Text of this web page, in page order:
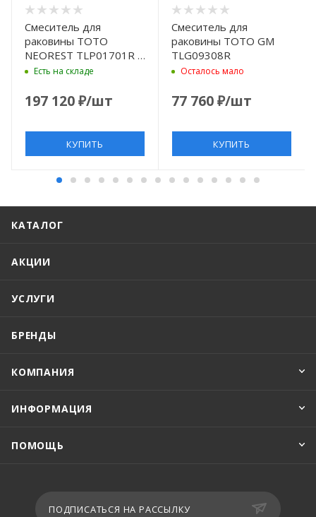
Смеситель для
раковины TOTO
NEOREST TLP01701R ,
цвет: хром
Есть на складе
197 120₽/шт
КУПИТЬ
Смеситель для
раковины TOTO GM
TLG09308R
Осталось мало
77 760₽/шт
КУПИТЬ
КАТАЛОГ
АКЦИИ
УСЛУГИ
БРЕНДЫ
КОМПАНИЯ
ИНФОРМАЦИЯ
ПОМОЩЬ
ПОДПИСАТЬСЯ НА РАССЫЛКУ